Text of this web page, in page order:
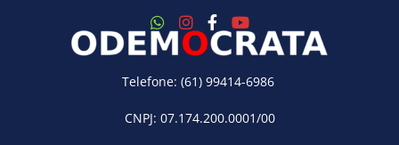
Telefone: (61) 99414-6986
CNPJ: 07.174.200.0001/00